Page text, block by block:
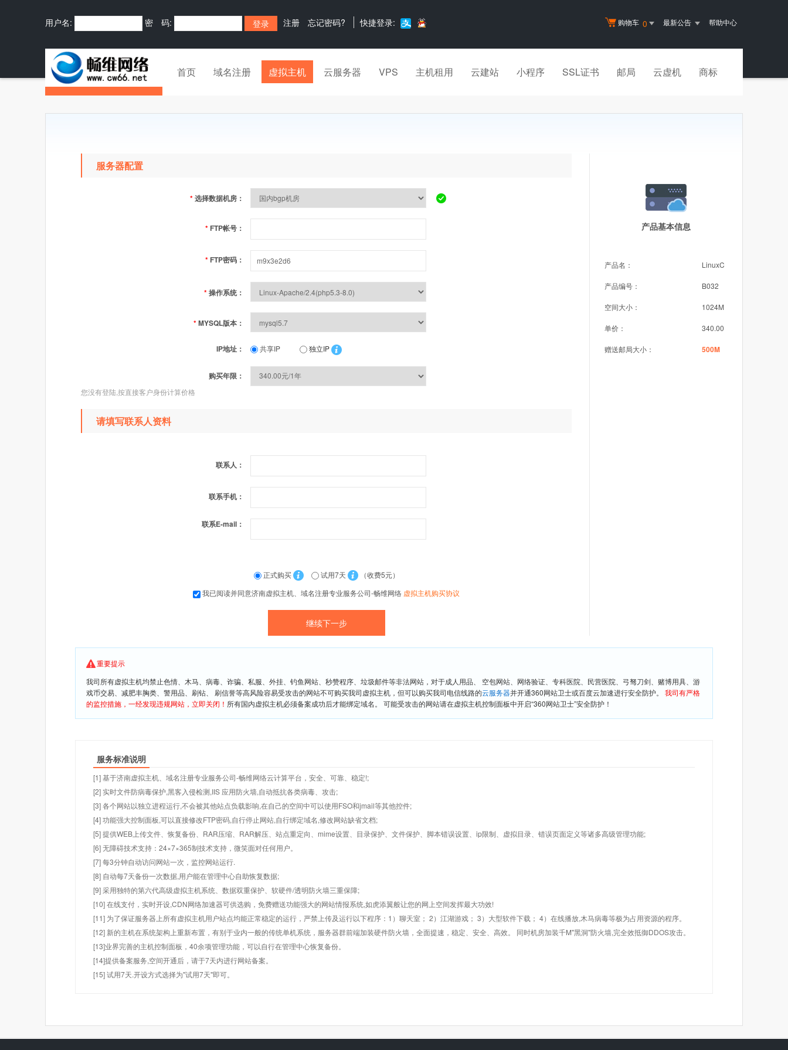
购物车 0 最新公告 帮助中心
用户名: 密 码: 注册 忘记密码? 快捷登录:
首页 域名注册 虚拟主机 云服务器 VPS 主机租用 云建站 小程序 SSL证书 邮局 云虚机 商标
产品基本信息
产品名： LinuxC
产品编号： B032
空间大小： 1024M
单价： 340.00
赠送邮局大小： 500M
服务器配置
*选择数据机房：
* FTP帐号：
* FTP密码：
*操作系统：
*MYSQL版本：
IP地址： 共享IP 独立IP
购买年限：
您没有登陆,按直接客户身份计算价格
请填写联系人资料
联系人：
联系手机：
联系E-mail：
正式购买 试用7天
（收费5元）
我已阅读并同意济南虚拟主机、域名注册专业服务公司-畅维网络 虚拟主机购买协议
重要提示
我司所有虚拟主机均禁止色情、木马、病毒、诈骗、私服、外挂、钓鱼网站、秒赞程序、垃圾邮件等非法网站，对于成人用品、 空包网站、网络验证、专科医院、民营医院、弓驽刀剑、赌博用具、游
戏币交易、减肥丰胸类、警用品、刷钻、 刷信誉等高风险容易受攻击的网站不可购买我司虚拟主机，但可以购买我司电信线路的云服务器并开通360网站卫士或百度云加速进行安全防护。 我司有严格
的监控措施，一经发现违规网站，立即关闭！ 所有国内虚拟主机必须备案成功后才能绑定域名。 可能受攻击的网站请在虚拟主机控制面板中开启“360网站卫士”安全防护！
服务标准说明
[1] 基于济南虚拟主机、域名注册专业服务公司-畅维网络云计算平台，安全、可靠、稳定!;
[2] 实时文件防病毒保护,黑客入侵检测,IIS 应用防火墙,自动抵抗各类病毒、攻击;
[3] 各个网站以独立进程运行,不会被其他站点负载影响,在自己的空间中可以使用FSO和jmail等其他控件;
[4] 功能强大控制面板,可以直接修改FTP密码,自行停止网站,自行绑定域名,修改网站缺省文档;
[5] 提供WEB上传文件、恢复备份、RAR压缩、RAR解压、站点重定向、mime设置、目录保护、文件保护、脚本错误设置、ip限制、虚拟目录、错误页面定义等诸多高级管理功能;
[6] 无障碍技术支持：24×7×365制技术支持，微笑面对任何用户。
[7] 每3分钟自动访问网站一次，监控网站运行.
[8] 自动每7天备份一次数据,用户能在管理中心自助恢复数据;
[9] 采用独特的第六代高级虚拟主机系统、数据双重保护、软硬件/透明防火墙三重保障;
[10] 在线支付，实时开设,CDN网络加速器可供选购，免费赠送功能强大的网站情报系统,如虎添翼般让您的网上空间发挥最大功效!
[11] 为了保证服务器上所有虚拟主机用户站点均能正常稳定的运行，严禁上传及运行以下程序：1）聊天室； 2）江湖游戏； 3）大型软件下载； 4）在线播放,木马病毒等极为占用资源的程序。
[12] 新的主机在系统架构上重新布置，有别于业内一般的传统单机系统，服务器群前端加装硬件防火墙，全面提速，稳定、安全、高效。 同时机房加装千M"黑洞"防火墙,完全效抵御DDOS攻击。
[13]业界完善的主机控制面板，40余项管理功能，可以自行在管理中心恢复备份。
[14]提供备案服务,空间开通后，请于7天内进行网站备案。
[15] 试用7天.开设方式选择为"试用7天"即可。